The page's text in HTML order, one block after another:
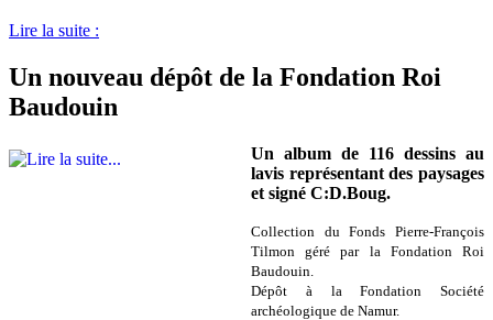
Lire la suite :
Un nouveau dépôt de la Fondation Roi
Baudouin
Un album de 116 dessins au
lavis représentant des paysages
et signé C:D.Boug.
Collection duFonds Pierre-François
Tilmon géré par la Fondation Roi
Baudouin
Dépôt à la Fondation Société
archéologique de Namur.